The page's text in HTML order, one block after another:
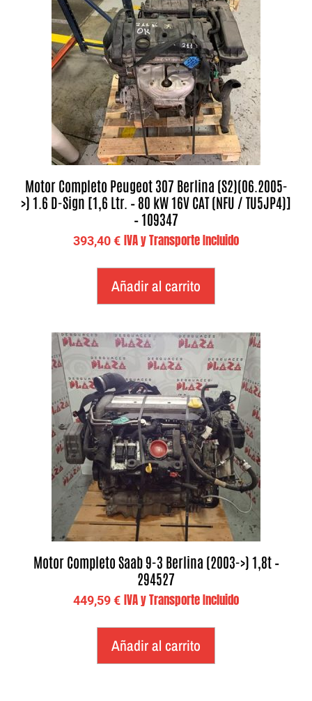
Motor Completo Peugeot 307 Berlina (S2)(06.2005-
>) 1.6 D-Sign [1,6 Ltr. – 80 kW 16V CAT (NFU / TU5JP4)]
– 109347
393,40€ IVA y Transporte Incluido
Añadir al carrito
Motor Completo Saab 9-3 Berlina (2003->) 1,8t –
294527
449,59€ IVA y Transporte Incluido
Añadir al carrito